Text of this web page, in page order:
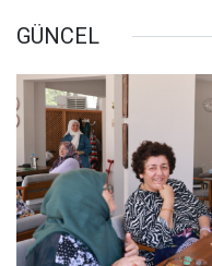
GÜNCEL